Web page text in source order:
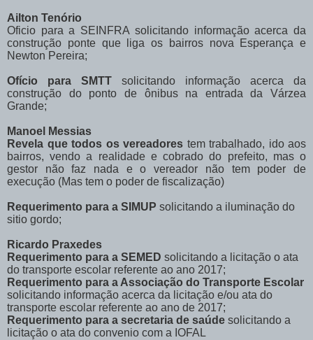
Ailton Tenório
Oficio para a SEINFRA solicitando informação acerca da
construção ponte que liga os bairros nova Esperança e
Newton Pereira;
Ofício para SMTT solicitando informação acerca da
construção do ponto de ônibus na entrada da Várzea
Grande;
Manoel Messias
Revela que todos os vereadores tem trabalhado, ido aos
bairros, vendo a realidade e cobrado do prefeito, mas o
gestor não faz nada e o vereador não tem poder de
execução (Mas tem o poder de fiscalização)
Requerimento para a SIMUP solicitando a iluminação do
sitio gordo;
Ricardo Praxedes
Requerimento para a SEMED solicitando a licitação o ata
do transporte escolar referente ao ano 2017;
Requerimento para a Associação do Transporte Escolar
solicitando informação acerca da licitação e/ou ata do
transporte escolar referente ao ano de 2017;
Requerimento para a secretaria de saúde solicitando a
licitação o ata do convenio com a IOFAL